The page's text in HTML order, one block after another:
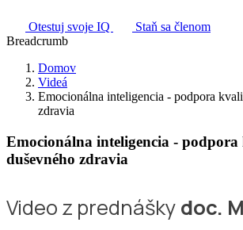
Otestuj svoje IQ
Staň sa členom
Breadcrumb
Domov
Videá
Emocionálna inteligencia - podpora
zdravia
Emocionálna inteligencia -
duševného zdravia
Video z prednášky doc.